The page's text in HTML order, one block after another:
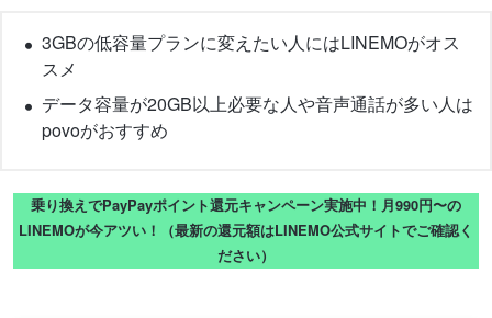
3GBの低容量プランに変えたい人にはLINEMOがオス
スメ
データ容量が20GB以上必要な人や音声通話が多い人は
povoがおすすめ
乗り換えでPayPayポイント還元キャンペーン実施中！月990円〜の
LINEMOが今アツい！（最新の還元額はLINEMO公式サイトでご確認く
ださい）